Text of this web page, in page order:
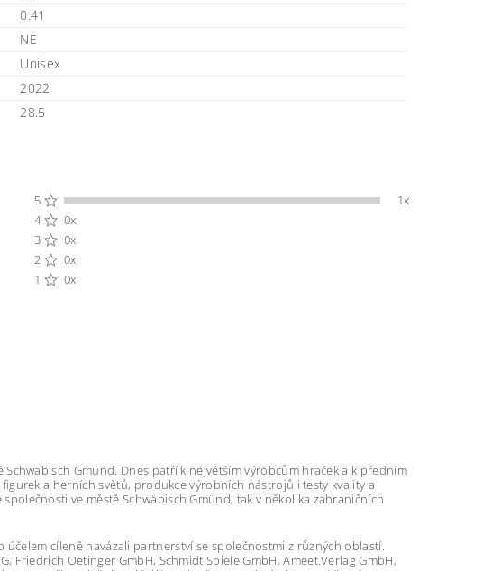
0.41
NE
Unisex
2022
28.5
5
1x
4
0x
3
0x
2
0x
1
0x
Gmünd. Dnes patří k největším výrobcům hraček a k předním
figurek a herních světů, produkce výrobních nástrojů i testy kvality a
společnosti ve městě Schwäbisch Gmünd, tak v několika zahraničních
cíleně navázali partnerství se společnostmi z různých oblastí.
Friedrich Oetinger GmbH, Schmidt Spiele GmbH, Ameet.Verlag GmbH,